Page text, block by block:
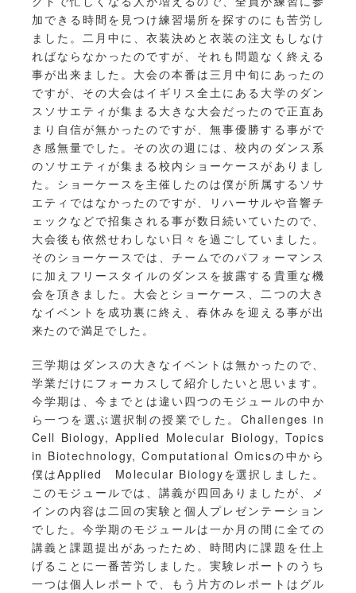
加できる時間を見つけ練習場所を探すのにも苦労し
ました。二月中に、衣装決めと衣装の注文もしなけ
ればならなかったのですが、それも問題なく終える
事が出来ました。大会の本番は三月中旬にあったの
ですが、その大会はイギリス全土にある大学のダン
スソサエティが集まる大きな大会だったので正直あ
まり自信が無かったのですが、無事優勝する事がで
き感無量でした。その次の週には、校内のダンス系
のソサエティが集まる校内ショーケースがありまし
た。ショーケースを主催したのは僕が所属するソサ
エティではなかったのですが、リハーサルや音響チ
ェックなどで招集される事が数日続いていたので、
大会後も依然せわしない日々を過ごしていました。
そのショーケースでは、チームでのパフォーマンス
に加えフリースタイルのダンスを披露する貴重な機
会を頂きました。大会とショーケース、二つの大き
なイベントを成功裏に終え、春休みを迎える事が出
来たので満足でした。
三学期はダンスの大きなイベントは無かったので、
学業だけにフォーカスして紹介したいと思います。
今学期は、今までとは違い四つのモジュールの中か
ら一つを選ぶ選択制の授業でした。Challenges in
Cell Biology, Applied Molecular Biology, Topics
in Biotechnology, Computational Omicsの中から
僕はApplied Molecular Biologyを選択しました。
このモジュールでは、講義が四回ありましたが、メ
インの内容は二回の実験と個人プレゼンテーション
でした。今学期のモジュールは一か月の間に全ての
講義と課題提出があったため、時間内に課題を仕上
げることに一番苦労しました。実験レポートのうち
一つは個人レポートで、もう片方のレポートはグル